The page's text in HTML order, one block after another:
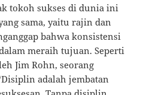
tokoh sukses di dunia ini
sama, yaitu rajin dan
bahwa konsistensi
meraih tujuan. Seperti
Jim Rohn, seorang
adalah jembatan